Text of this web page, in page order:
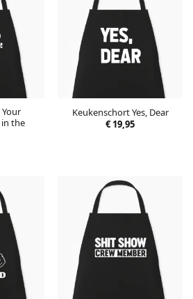
the
Keukenschort Yes, Dear
€19,95